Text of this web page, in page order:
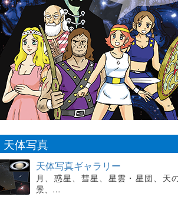
天体写真
天体写真ギャラリー
月、惑星、彗星、星雲・星団、天
景、…